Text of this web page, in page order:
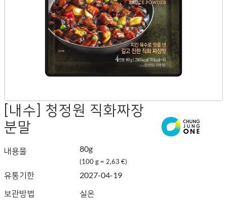
[내수] 청정원 직화짜장
분말
내용물 80g
(100 g = 2,63 €)
유통기한
2027-04-19
보관방법
실온